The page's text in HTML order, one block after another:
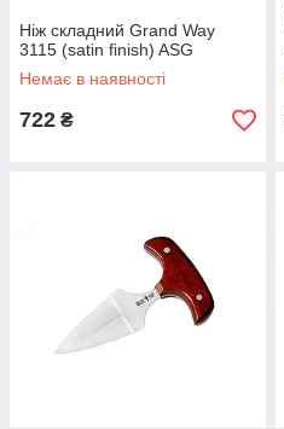
Ніж складний Grand Way
3115 (satin finish) ASG
Немає в наявності
722 ₴